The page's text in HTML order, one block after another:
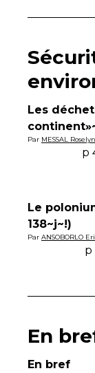
Les
Par MESSAL
p
Le
138~j~!)
Par ANSOBORLO
p
En
En bref